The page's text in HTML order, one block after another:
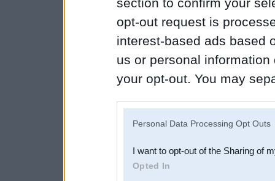
opt-out request is
interest-based ads based
us or personal
your opt-out. You may
Downstream Participants
third parties.
Personal Data Processing Opt Outs
I want to opt-out of the Sharing of
Opted In